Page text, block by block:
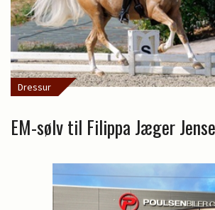
Dressur
EM-sølv til Filippa Jæger